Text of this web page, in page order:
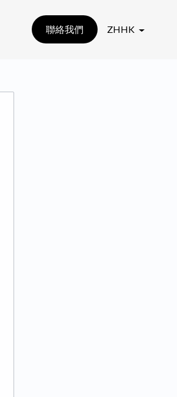
聯絡我們 ZHHK